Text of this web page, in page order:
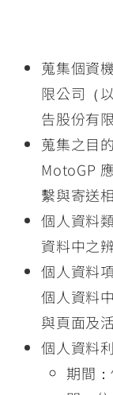
蒐集個資
限公司（
告股份有
蒐集之目
MotoGP
繫與寄送
個人資料
資料中之
個人資料
個人資料
與頁面及
個人資料
期間